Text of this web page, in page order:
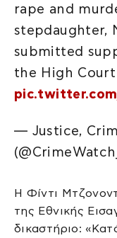
rape and
stepdaughter,
submitted
the High
— Justice,
Η Φίντι
της Εθνικής
δικαστήριο: